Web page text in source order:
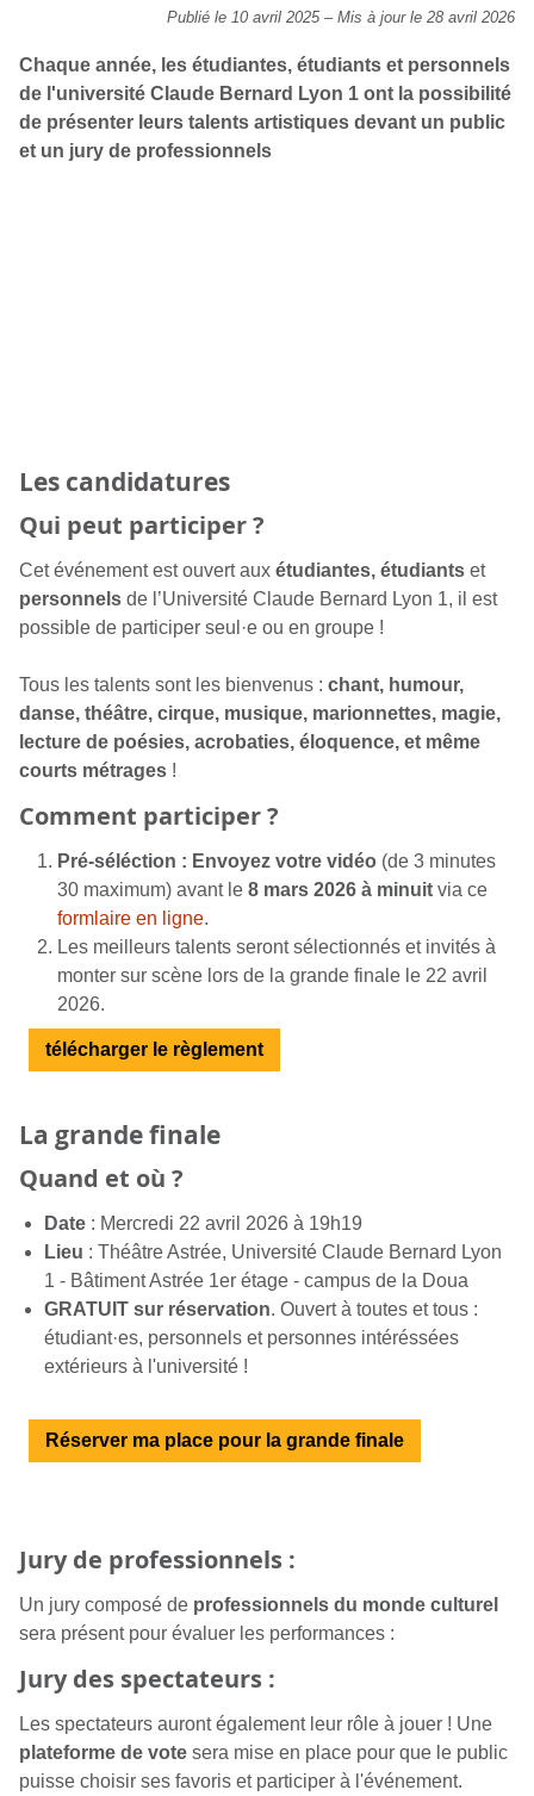
Publié le 10 avril 2025 – Mis à jour le 28 avril 2026
Chaque année, les étudiantes, étudiants et personnels
de l'université Claude Bernard Lyon 1 ont la possibilité
de présenter leurs talents artistiques devant un public
et un jury de professionnels
Les candidatures
Qui peut participer ?
Cet événement est ouvert aux étudiantes, étudiants et
personnels de l’Université Claude Bernard Lyon 1, il est
possible de participer seul·e ou en groupe !
Tous les talents sont les bienvenus : chant, humour,
danse, théâtre, cirque, musique, marionnettes, magie,
lecture de poésies, acrobaties, éloquence, et même
courts métrages !
Comment participer ?
Pré-séléction : Envoyez votre vidéo (de 3 minutes
30 maximum) avant le 8 mars 2026 à minuit via ce
formlaire en ligne.
Les meilleurs talents seront sélectionnés et invités à
monter sur scène lors de la grande finale le 22 avril
2026.
télécharger le règlement
La grande finale
Quand et où ?
Date: Mercredi 22 avril 2026 à 19h19
Lieu : Théâtre Astrée, Université Claude Bernard Lyon
1 - Bâtiment Astrée 1er étage - campus de la Doua
GRATUIT sur réservation. Ouvert à toutes et tous :
étudiant·es, personnels et personnes intéréssées
extérieurs à l'université !
Réserver ma place pour la grande finale
Jury de professionnels :
Un jury composé de professionnels du monde culturel
sera présent pour évaluer les performances :
Jury des spectateurs :
Les spectateurs auront également leur rôle à jouer ! Une
plateforme de vote sera mise en place pour que le public
puisse choisir ses favoris et participer à l'événement.